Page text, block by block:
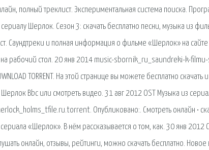
полный треклист. Экспериментальная система поиска.
Шерлок. Сезон 3: скачать бесплатно песни, музыка из
Саундтреки и полная информация о фильме «Шерлок» на сайте
рабочий стол. 20 янв 2014 music-sbornik_ru_saundreki-k-
TORRENT. На этой странице вы можете бесплатно скачать
Bbc или смотреть видео. 31 авг 2012 OST Музыка из
Опубликовано:. Смотреть онлайн •
«Шерлок». В нём рассказывается о том, как. 30 янв 2012
онлайн, отзывы, рейтинги, можно скачать бесплатно.